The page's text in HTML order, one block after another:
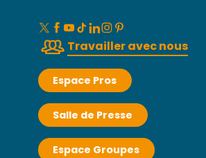
Travailler avec nous
Espace Pros
Salle de Presse
Espace Groupes